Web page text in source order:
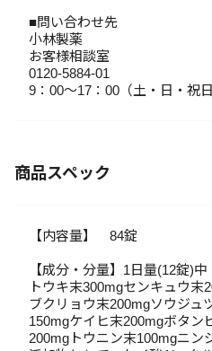
■問い合わせ先
小林製薬
お客様相談室
0120-5884-01
9：00～17：00（土・日・祝日
商品スペック
【内容量】 84錠
【成分・分量】1日量(12錠)中
トウキ末300mgセンキュウ
ブクリョウ末200mgソウジュ
150mgケイヒ末200mgボタン
200mgトウニン末100mgニン